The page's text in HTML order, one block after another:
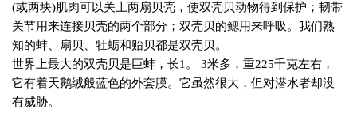
(或两块)肌肉可以关上两扇贝壳，使双壳贝动物得到保护；韧带
关节用来连接贝壳的两个部分；双壳贝的鳃用来呼吸。我们熟
知的蚌、扇贝、牡蛎和贻贝都是双壳贝。
世界上最大的双壳贝是巨蚌，长1。 3米多，重225千克左右，
它有着天鹅绒般蓝色的外套膜。它虽然很大，但对潜水者却没
有威胁。